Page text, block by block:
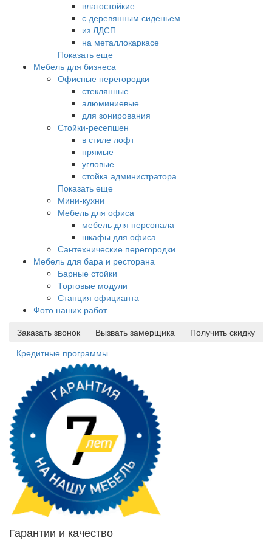
влагостойкие
с деревянным сиденьем
из ЛДСП
на металлокаркасе
Показать еще
Мебель для бизнеса
Офисные перегородки
стеклянные
алюминиевые
для зонирования
Стойки-ресепшен
в стиле лофт
прямые
угловые
стойка администратора
Показать еще
Мини-кухни
Мебель для офиса
мебель для персонала
шкафы для офиса
Сантехнические перегородки
Мебель для бара и ресторана
Барные стойки
Торговые модули
Станция официанта
Фото наших работ
Заказать звонок
Вызвать замерщика
Получить скидку
Кредитные программы
Гарантии и качество